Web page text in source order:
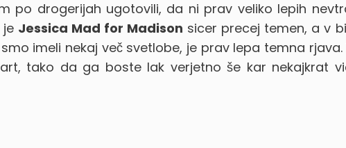
po drogerijah ugotovili, da ni prav veliko lepih
Jessica Mad for Madison sicer precej temen, a v
imeli nekaj več svetlobe, je prav lepa temna rjava.
tako da ga boste lak verjetno še kar nekajkrat